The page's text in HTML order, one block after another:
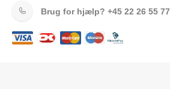
Brug for hjælp? +45 22 26 55 77